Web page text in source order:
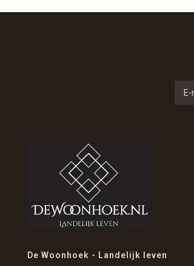
De Woonhoek - Landelijk leven